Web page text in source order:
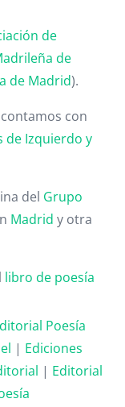
de
de
de Madrid).
con
de Izquierdo y
del Grupo
Madrid y otra
libro de poesía
Poesía
| Ediciones
| Editorial